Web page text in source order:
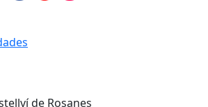
de Rosanes